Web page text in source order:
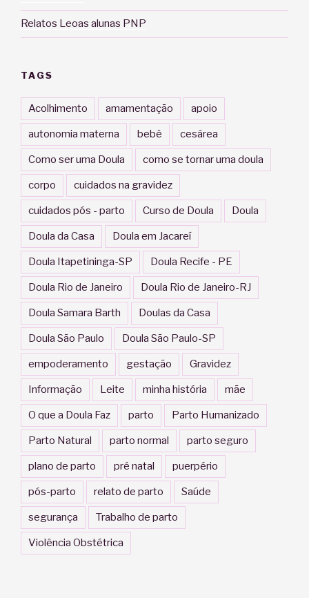
Relatos Leoas alunas PNP
TAGS
Acolhimento amamentação apoio
autonomia materna bebê cesárea
Como ser uma Doula como se tornar uma doula
corpo cuidados na gravidez
cuidados pós - parto Curso de Doula Doula
Doula da Casa Doula em Jacareí
Doula Itapetininga-SP Doula Recife - PE
Doula Rio de Janeiro Doula Rio de Janeiro-RJ
Doula Samara Barth Doulas da Casa
Doula São Paulo Doula São Paulo-SP
empoderamento gestação Gravidez
Informação Leite minha história mãe
O que a Doula Faz parto Parto Humanizado
Parto Natural parto normal parto seguro
plano de parto pré natal puerpério
pós-parto relato de parto Saúde
segurança Trabalho de parto
Violência Obstétrica